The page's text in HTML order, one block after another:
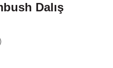
Dalış